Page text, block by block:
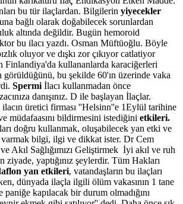
bu tür ilaçlardan. Bilgilerin yiyecekler
bağlı olarak doğabilecek sorunlardan
altında değildir. Bugün hemoroid
bu ilacı yazdı. Osman Müftüoğlu. Böyle
oluyor ve dışkı zor çıkıyor catlatiyor
Finlandiya'da kullananlarda karaciğerleri
bu şekilde 60'ın üzerinde vaka
Spermi İlacı kullanmadan önce
danışınız. D ile başlayan İlaçlar.
üretici firması ''Helsinn''e 1Eylül tarihine
müdafaasını bildirmesini istediğini etkileri.
doğru kullanmak, oluşabilecek yan etki ve
varmak bilgi, ilgi ve dikkat ister. Dr Cem
Akıl Sağlığımızı Geliştirmek İyi akıl ve ruh
ziyade, yaptığınız şeylerdir. Tüm Hakları
yan etkileri, vatandaşların bu ilaçları
dünyada ilaçla ilgili ölüm vakasının 1 tane
kapılacak bir durum olmadığını